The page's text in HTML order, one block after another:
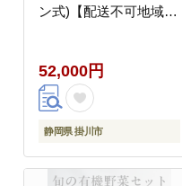
ン式)【配送不可地域：
52,000円
静岡県 掛川市